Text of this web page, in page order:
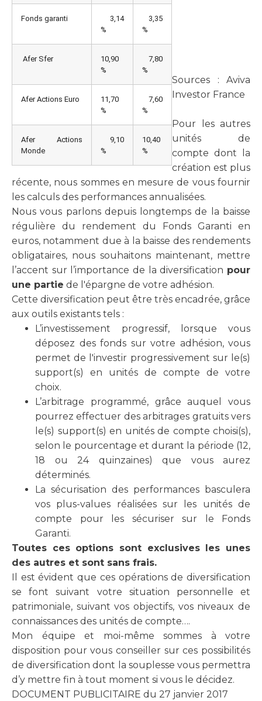
Fonds garanti
3,14
%
3,35
%
Afer Sfer
10,90
%
7,80
%
Afer Actions Euro
11,70
%
7,60
%
Afer Actions
Monde
9,10
%
10,40
%
Sources : Aviva
Investor France
Pour les autres
unités de
compte dont la
création est plus
récente, nous sommes en mesure de vous fournir
les calculs des performances annualisées.
Nous vous parlons depuis longtemps de la baisse
régulière du rendement du Fonds Garanti en
euros, notamment due à la baisse des rendements
obligataires, nous souhaitons maintenant, mettre
l’accent sur l’importance de la diversification pour
une partie de l'épargne de votre adhésion.
Cette diversification peut être très encadrée, grâce
aux outils existants tels :
L’investissement progressif, lorsque vous
déposez des fonds sur votre adhésion, vous
permet de l'investir progressivement sur le(s)
support(s) en unités de compte de votre
choix.
L’arbitrage programmé, grâce auquel vous
pourrez effectuer des arbitrages gratuits vers
le(s) support(s) en unités de compte choisi(s),
selon le pourcentage et durant la période (12,
18 ou 24 quinzaines) que vous aurez
déterminés.
La sécurisation des performances basculera
vos plus-values réalisées sur les unités de
compte pour les sécuriser sur le Fonds
Garanti.
Toutes ces options sont exclusives les unes
des autres et sont sans frais.
Il est évident que ces opérations de diversification
se font suivant votre situation personnelle et
patrimoniale, suivant vos objectifs, vos niveaux de
connaissances des unités de compte….
Mon équipe et moi-même sommes à votre
disposition pour vous conseiller sur ces possibilités
de diversification dont la souplesse vous permettra
d’y mettre fin à tout moment si vous le décidez.
DOCUMENT PUBLICITAIRE du 27 janvier 2017